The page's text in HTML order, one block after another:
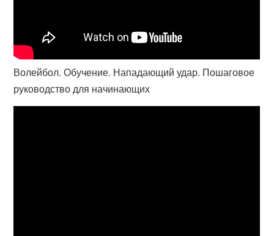
Волейбол. Обучение. Нападающий удар. Пошаговое
руководство для начинающих